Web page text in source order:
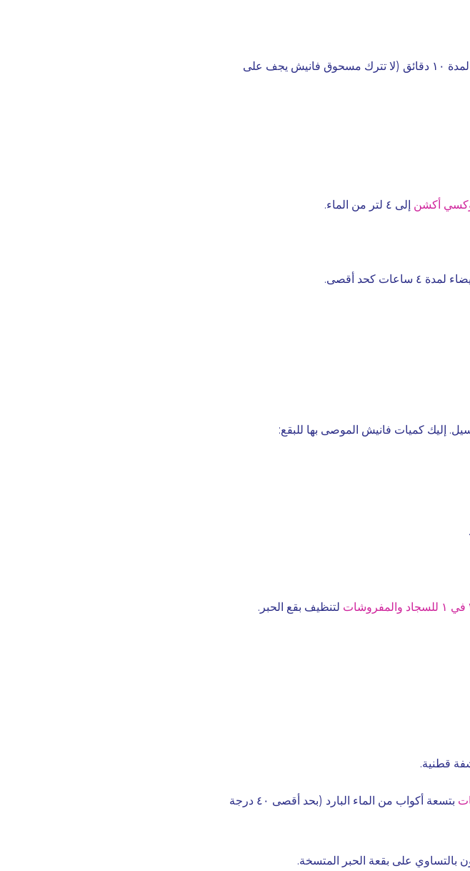
ضع المزيج مباشرة على البقعة، وافركها بلطف، واتركها لمدة ١٠ دقائق (لا تترك مسحوق فانيش يجف على
أكشن إلى ٤ لتر من الماء.
كحد أقصى.
إليك كميات فانيش الموصى بها للبقع:
لتنظيف بقع الحبر.
قطنية.
بتسعة أكواب من الماء البارد (بحد أقصى ٤٠ درجة
بالتساوي على بقعة الحبر المتسخة.